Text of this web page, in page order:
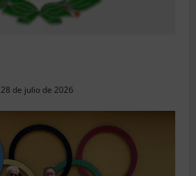
28 de julio de 2026